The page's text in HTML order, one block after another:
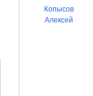
Копысов
Алексей